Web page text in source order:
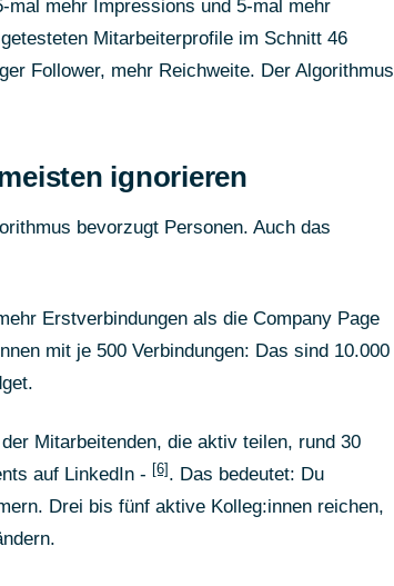
mehr Impressions und 5-mal mehr
Mitarbeiterprofile im Schnitt 46
Follower, mehr Reichweite. Der Algorithmus
ignorieren
bevorzugt Personen. Auch das
Erstverbindungen als die Company Page
mit je 500 Verbindungen: Das sind 10.000
Mitarbeitenden, die aktiv teilen, rund 30
auf LinkedIn - [6]. Das bedeutet: Du
Drei bis fünf aktive Kolleg:innen reichen,